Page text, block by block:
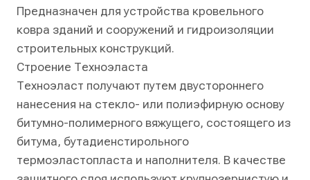
Предназначен для устройства кровельного
ковра зданий и сооружений и гидроизоляции
строительных конструкций.
Строение Техноэласта
Техноэласт получают путем двустороннего
нанесения на стекло- или полиэфирную основу
битумно-полимерного вяжущего, состоящего из
битума, бутадиенстирольного
термоэластопласта и наполнителя. В качестве